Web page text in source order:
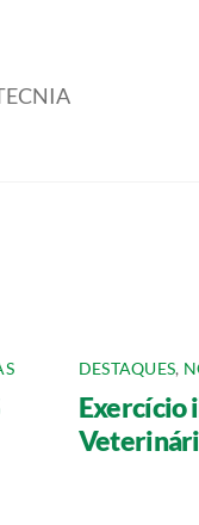
DESTAQUES,
Exercício